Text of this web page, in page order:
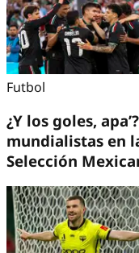
Futbol
¿Y los goles,
mundialistas en
Selección